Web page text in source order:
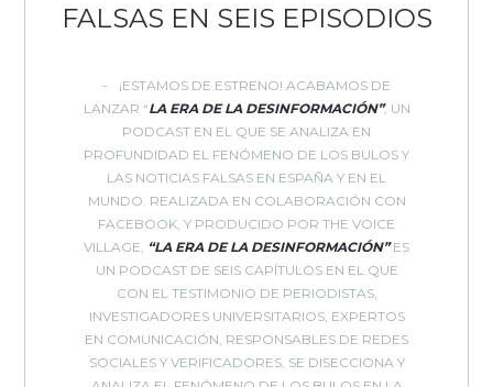
FALSAS EN SEIS EPISODIOS
¡ESTAMOS DE ESTRENO! ACABAMOS DE
LANZAR “LA ERA DE LA DESINFORMACIÓN”, UN
PODCAST EN EL QUE SE ANALIZA EN
PROFUNDIDAD EL FENÓMENO DE LOS BULOS Y
LAS NOTICIAS FALSAS EN ESPAÑA Y EN EL
MUNDO. REALIZADA EN COLABORACIÓN CON
FACEBOOK, Y PRODUCIDO POR THE VOICE
VILLAGE, “LA ERA DE LA DESINFORMACIÓN”ES
UN PODCAST DE SEIS CAPÍTULOS EN EL QUE
CON EL TESTIMONIO DE PERIODISTAS,
INVESTIGADORES UNIVERSITARIOS, EXPERTOS
EN COMUNICACIÓN, RESPONSABLES DE REDES
SOCIALES Y VERIFICADORES, SE DISECCIONA Y